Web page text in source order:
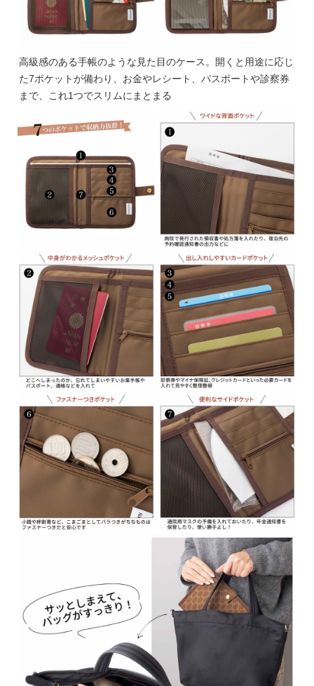
高級感のある手帳のような見た目のケース。開くと用途に応じ
た7ポケットが備わり、お金やレシート、パスポートや診察券
まで、これ1つでスリムにまとまる